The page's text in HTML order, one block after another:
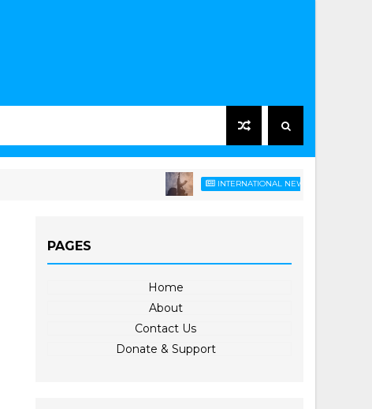
INTERNATIONAL NEWS ဆော်ဒီညွန့်ပေါင်
PAGES
Home
About
Contact Us
Donate & Support